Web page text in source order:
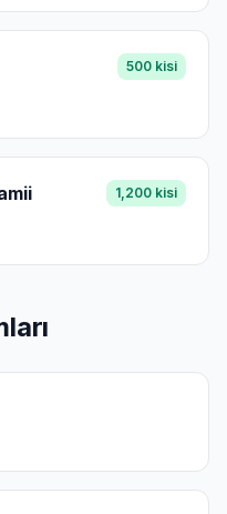
500 kisi
1,200 kisi